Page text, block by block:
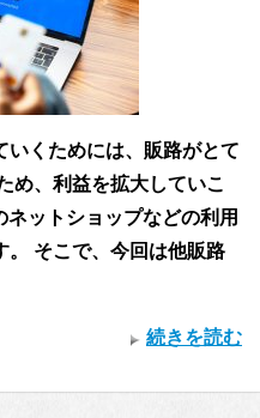
いくためには、販路がとて
め、利益を拡大していこ
ットショップなどの利用
。 そこで、今回は他販路
続きを読む